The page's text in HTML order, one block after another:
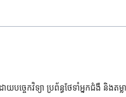
ច្ចេកវិទ្យា ប្រព័ន្ធថែទាំអ្នកជំងឺ និង